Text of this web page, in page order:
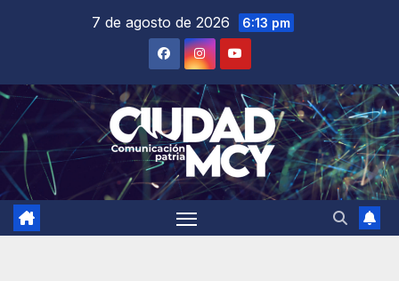
7 de agosto de 2026 6:13 pm